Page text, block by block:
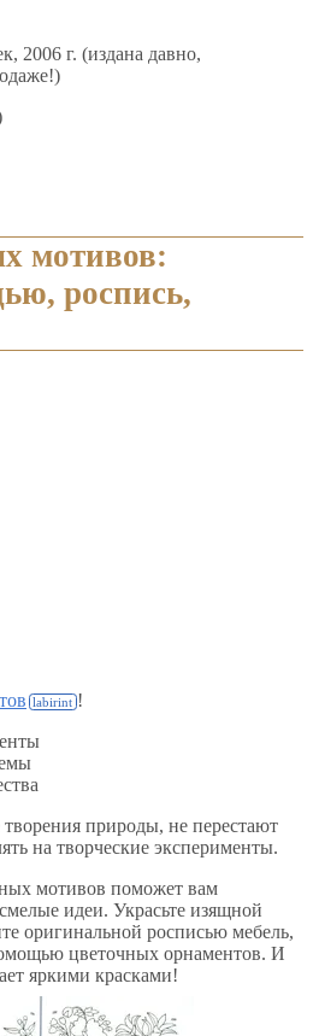
2006 г. (издана давно,
мотивов:
роспись,
!
природы, не перестают
на творческие эксперименты.
мотивов поможет вам
идеи. Украсьте изящной
оригинальной росписью мебель,
цветочных орнаментов. И
яркими красками!